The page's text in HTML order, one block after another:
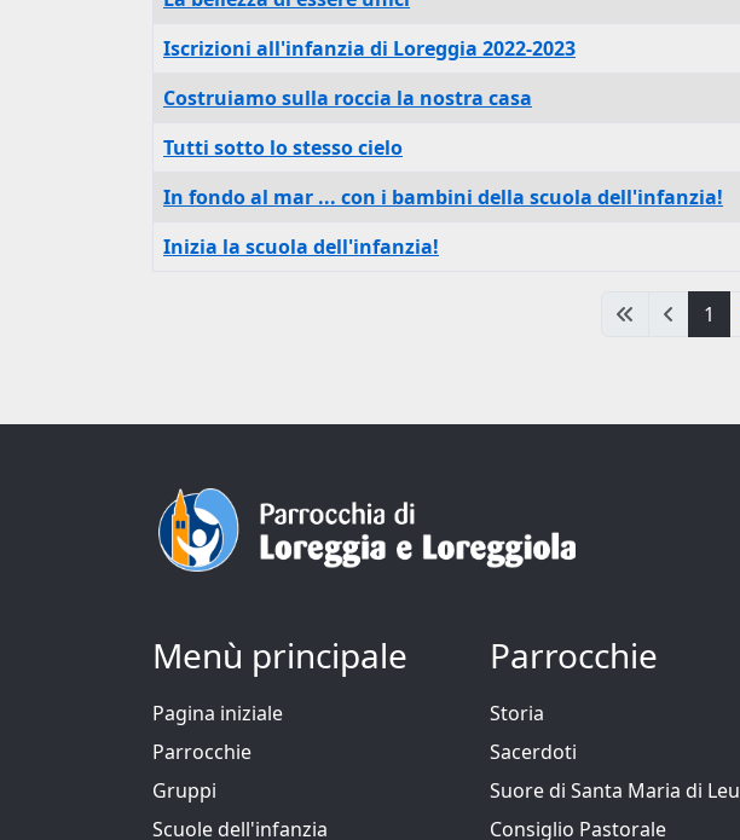
Iscrizioni all'infanzia di Loreggia 2022-2023
Costruiamo sulla roccia la nostra casa
Tutti sotto lo stesso cielo
In fondo al mar ... con i bambini della scuola dell'infanzia!
Inizia la scuola dell'infanzia!
1
Menù principale
Pagina iniziale
Parrocchie
Gruppi
Scuole dell'infanzia
Parrocchie
Storia
Sacerdoti
Suore di Santa Maria di
Consiglio Pastorale